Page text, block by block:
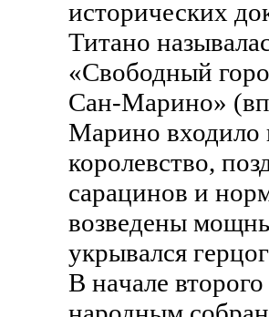
исторических
Титано
«Свободный
Сан-Марино»
Марино входило
королевство,
сарацинов и
возведены
укрывался
В нaчале